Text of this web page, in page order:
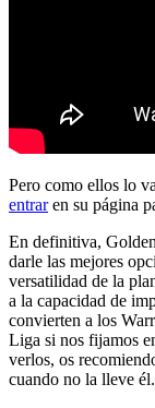
Pero como ellos lo
entraren su página
En definitiva,
darle las mejores
versatilidad de la
a la capacidad de
convierten a los
Liga si nos fijamos
verlos, os
cuando no la lleve